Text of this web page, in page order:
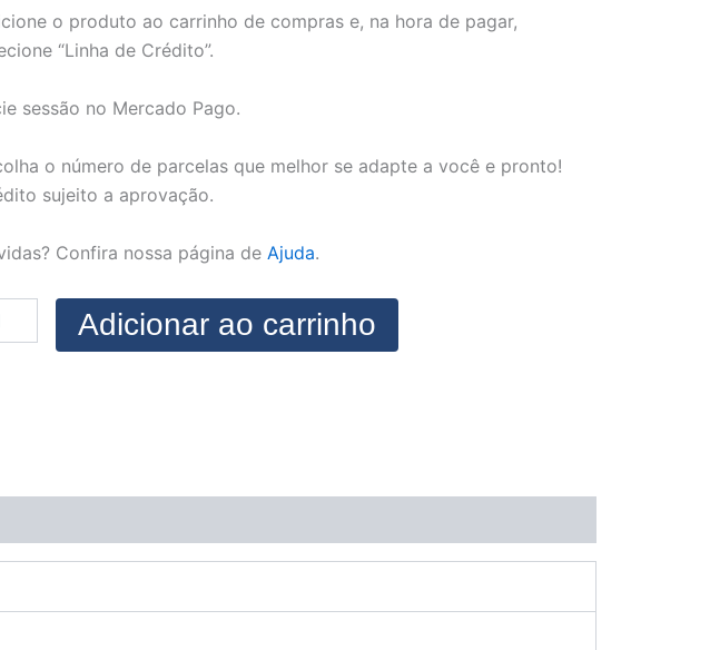
o produto ao carrinho de compras e, na hora de pagar,
“Linha de Crédito”.
sessão no Mercado Pago.
o número de parcelas que melhor se adapte a você e pronto!
sujeito a aprovação.
Confira nossa página de Ajuda.
Adicionar ao carrinho